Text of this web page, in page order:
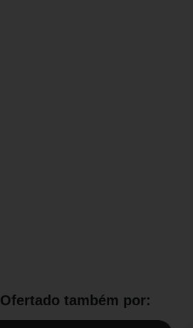
Ofertado também por: